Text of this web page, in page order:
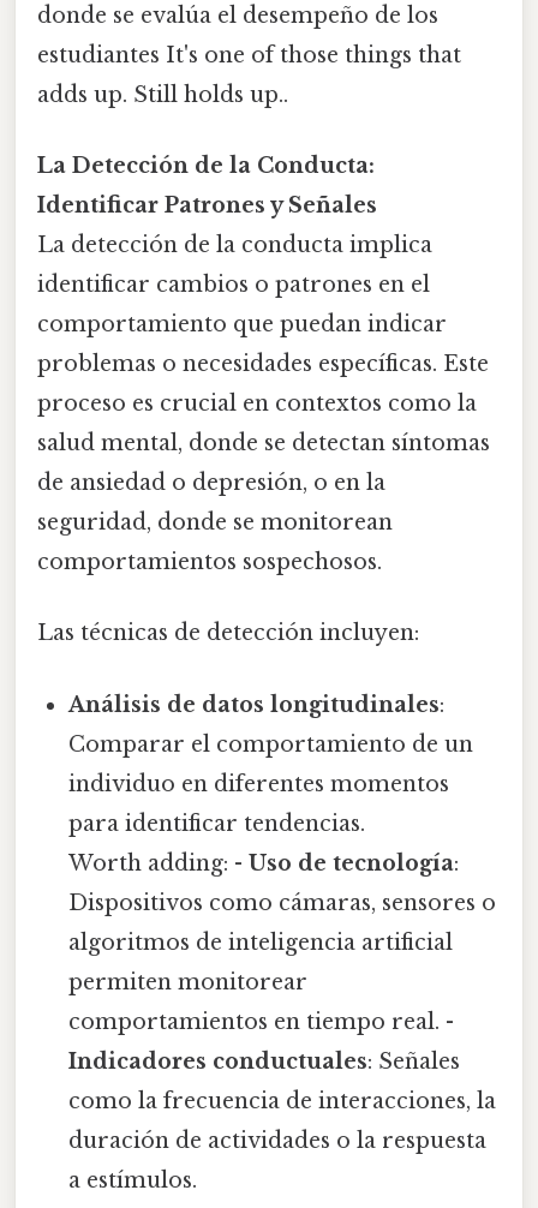
donde se evalúa el desempeño de los
estudiantes It's one of those things that
adds up. Still holds up..
La Detección de la Conducta:
Identificar Patrones y Señales
La detección de la conducta implica
identificar cambios o patrones en el
comportamiento que puedan indicar
problemas o necesidades específicas. Este
proceso es crucial en contextos como la
salud mental, donde se detectan síntomas
de ansiedad o depresión, o en la
seguridad, donde se monitorean
comportamientos sospechosos.
Las técnicas de detección incluyen:
Análisis de datos longitudinales:
Comparar el comportamiento de un
individuo en diferentes momentos
para identificar tendencias.
Worth adding: -Uso de tecnología:
Dispositivos como cámaras, sensores o
algoritmos de inteligencia artificial
permiten monitorear
comportamientos en tiempo real. -
Indicadores conductuales: Señales
como la frecuencia de interacciones, la
duración de actividades o la respuesta
a estímulos.